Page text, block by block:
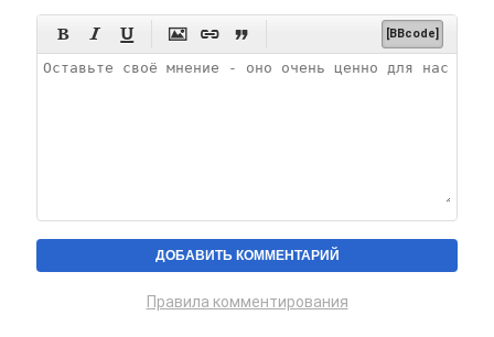
      [BBcode]
Правила комментирования